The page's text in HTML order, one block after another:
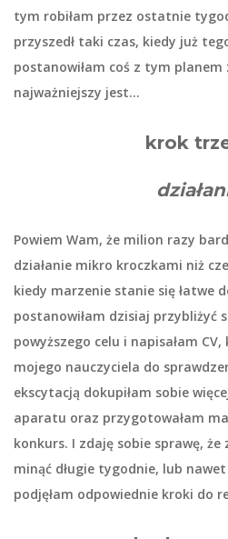
tym robiłam przez ostatnie
przyszedł taki czas, kiedy już
postanowiłam coś z tym planem
najważniejszy jest…
krok
Powiem Wam, że milion razy
działanie mikro kroczkami niż
kiedy marzenie stanie się łatwe
postanowiłam dzisiaj przybliżyć
powyższego celu i napisałam
mojego nauczyciela do
ekscytacją dokupiłam sobie
aparatu oraz przygotowałam
konkurs. I zdaję sobie sprawę,
minąć długie tygodnie, lub
podjęłam odpowiednie kroki do